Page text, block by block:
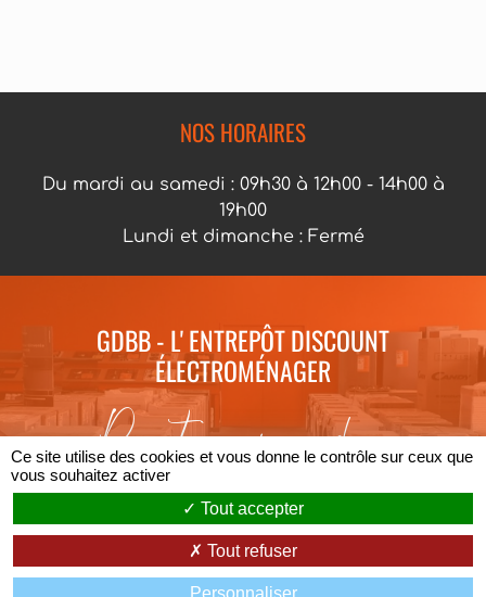
NOS HORAIRES
Du mardi au samedi : 09h30 à 12h00 - 14h00 à
19h00
Lundi et dimanche : Fermé
GDBB - L' ENTREPÔT DISCOUNT
ÉLECTROMÉNAGER
Partenaire des
Grandes Marques
Ce site utilise des cookies et vous donne le contrôle sur ceux que
vous souhaitez activer
Tout accepter
Tout refuser
Personnaliser